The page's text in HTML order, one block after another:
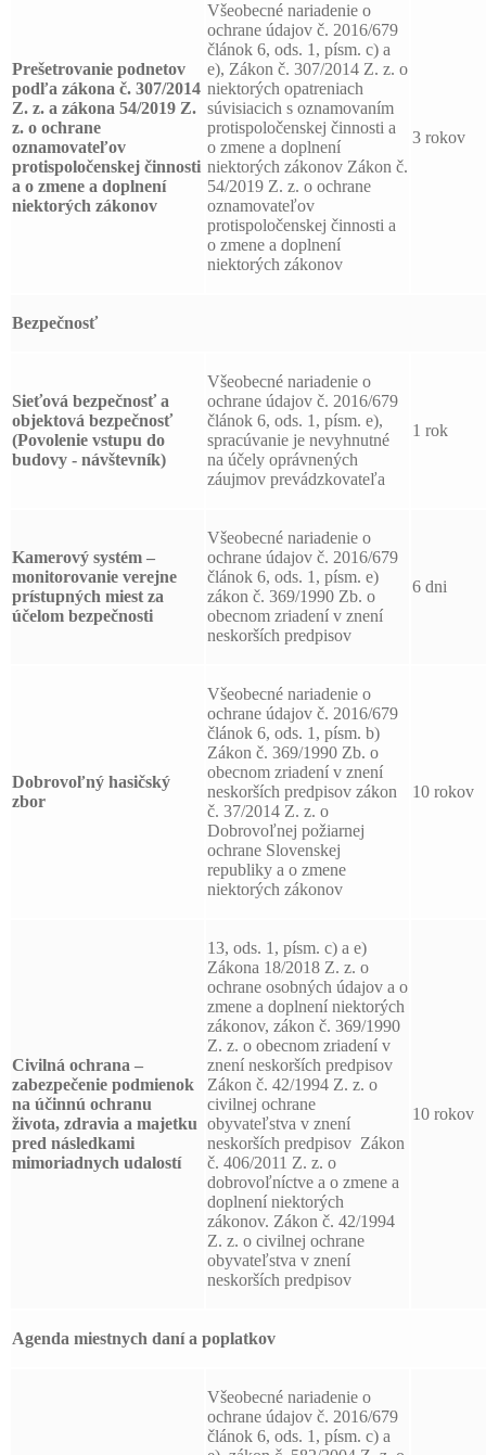
Prešetrovanie podnetov
podľa zákona č. 307/2014
Z. z. a zákona 54/2019 Z.
z. o ochrane
oznamovateľov
protispoločenskej činnosti
a o zmene a doplnení
niektorých zákonov
Všeobecné nariadenie o
ochrane údajov č. 2016/679
článok 6, ods. 1, písm. c) a
e), Zákon č. 307/2014 Z. z. o
niektorých opatreniach
súvisiacich s oznamovaním
protispoločenskej činnosti a
o zmene a doplnení
niektorých zákonov Zákon č.
54/2019 Z. z. o ochrane
oznamovateľov
protispoločenskej činnosti a
o zmene a doplnení
niektorých zákonov
3 rokov
Bezpečnosť
Sieťová bezpečnosť a
objektová bezpečnosť
(Povolenie vstupu do
budovy - návštevník)
Všeobecné nariadenie o
ochrane údajov č. 2016/679
článok 6, ods. 1, písm. e),
spracúvanie je nevyhnutné
na účely oprávnených
záujmov prevádzkovateľa
1 rok
Kamerový systém –
monitorovanie verejne
prístupných miest za
účelom bezpečnosti
Všeobecné nariadenie o
ochrane údajov č. 2016/679
článok 6, ods. 1, písm. e)
zákon č. 369/1990 Zb. o
obecnom zriadení v znení
neskorších predpisov
6 dni
Dobrovoľný hasičský
zbor
Všeobecné nariadenie o
ochrane údajov č. 2016/679
článok 6, ods. 1, písm. b)
Zákon č. 369/1990 Zb. o
obecnom zriadení v znení
neskorších predpisov zákon
č. 37/2014 Z. z. o
Dobrovoľnej požiarnej
ochrane Slovenskej
republiky a o zmene
niektorých zákonov
10 rokov
Civilná ochrana –
zabezpečenie podmienok
na účinnú ochranu
života, zdravia a majetku
pred následkami
mimoriadnych udalostí
13, ods. 1, písm. c) a e)
Zákona 18/2018 Z. z. o
ochrane osobných údajov a o
zmene a doplnení niektorých
zákonov, zákon č. 369/1990
Z. z. o obecnom zriadení v
znení neskorších predpisov
Zákon č. 42/1994 Z. z. o
civilnej ochrane
obyvateľstva v znení
neskorších predpisov Zákon
č. 406/2011 Z. z. o
dobrovoľníctve a o zmene a
doplnení niektorých
zákonov. Zákon č. 42/1994
Z. z. o civilnej ochrane
obyvateľstva v znení
neskorších predpisov
10 rokov
Agenda miestnych daní a poplatkov
Všeobecné nariadenie o
ochrane údajov č. 2016/679
článok 6, ods. 1, písm. c) a